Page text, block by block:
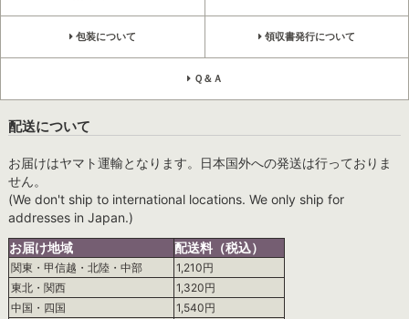
包装について 領収書発行について
Ｑ＆Ａ
配送について
お届けはヤマト運輸となります。日本国外への発送は行っておりま
せん。
(We don't ship to international locations. We only ship for
addresses in Japan.)
お届け地域
配送料（税込）
関東・甲信越・北陸・中部
1,210円
東北・関西
1,320円
中国・四国
1,540円